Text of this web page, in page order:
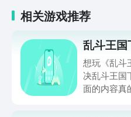
相关游戏推荐
乱斗王国
想玩《乱斗
决乱斗王国
面的内容真